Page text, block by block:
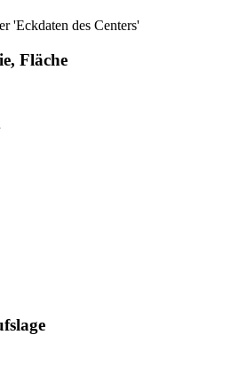
'Eckdaten des Centers'
Fläche